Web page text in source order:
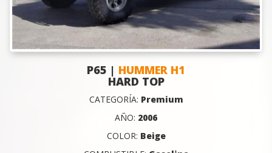
P65 | HUMMER H1
HARD TOP
CATEGORÍA: Premium
AÑO: 2006
COLOR: Beige